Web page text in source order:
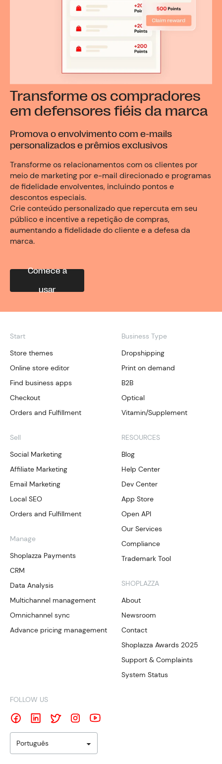
Transforme os compradores
em defensores fiéis da marca
Promova o envolvimento com e-mails
personalizados e prêmios exclusivos
Transforme os relacionamentos com os clientes por
meio de marketing por e-mail direcionado e programas
de fidelidade envolventes, incluindo pontos e
descontos especiais.
Crie conteúdo personalizado que repercuta em seu
público e incentive a repetição de compras,
aumentando a fidelidade do cliente e a defesa da
marca.
Comece a
usar
Start
Store themes
Online store editor
Find business apps
Checkout
Orders and Fulfillment
Sell
Social Marketing
Affiliate Marketing
Email Marketing
Local SEO
Orders and Fulfillment
Manage
Shoplazza Payments
CRM
Data Analysis
Multichannel management
Omnichannel sync
Advance pricing management
Business Type
Dropshipping
Print on demand
B2B
Optical
Vitamin/Supplement
RESOURCES
Blog
Help Center
Dev Center
App Store
Open API
Our Services
Compliance
Trademark Tool
SHOPLAZZA
About
Newsroom
Contact
Shoplazza Awards 2025
Support & Complaints
System Status
FOLLOW US
Português